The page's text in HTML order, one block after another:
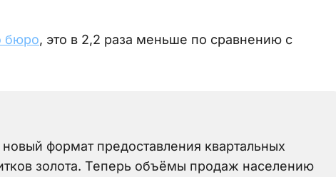
бюро, это в 2,2 раза меньше по сравнению с
формат предоставления квартальных
золота. Теперь объёмы продаж населению